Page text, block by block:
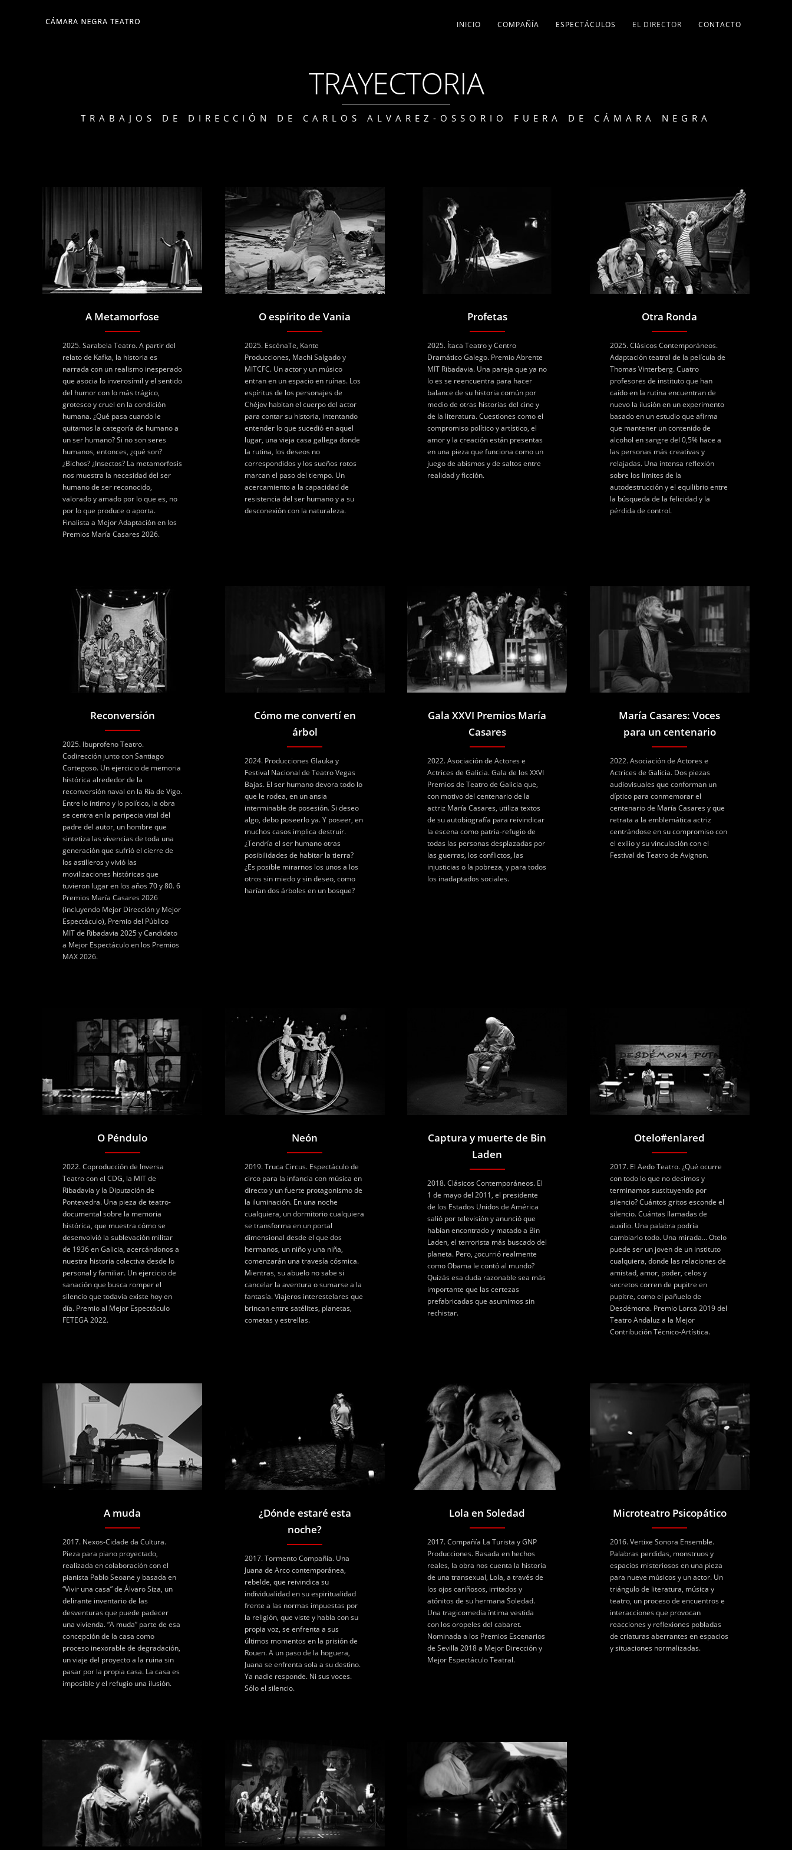
INICIO COMPAÑÍA ESPECTÁCULOS EL DIRECTOR CONTACTO
TRAYECTORIA
TRABAJOS DE DIRECCIÓN DE CARLOS ALVAREZ-OSSORIO FUERA DE CÁMARA NEGRA
A Metamorfose
2025. Sarabela Teatro. A partir del
relato de Kafka, la historia es
narrada con un realismo inesperado
que asocia lo inverosímil y el sentido
del humor con lo más trágico,
grotesco y cruel en la condición
humana. ¿Qué pasa cuando le
quitamos la categoría de humano a
un ser humano? Si no son seres
humanos, entonces, ¿qué son?
¿Bichos? ¿Insectos? La metamorfosis
nos muestra la necesidad del ser
humano de ser reconocido,
valorado y amado por lo que es, no
por lo que produce o aporta.
Finalista a Mejor Adaptación en los
Premios María Casares 2026.
O espírito de Vania
2025. EscénaTe, Kante
Producciones, Machi Salgado y
MITCFC. Un actor y un músico
entran en un espacio en ruínas. Los
espíritus de los personajes de
Chéjov habitan el cuerpo del actor
para contar su historia, intentando
entender lo que sucedió en aquel
lugar, una vieja casa gallega donde
la rutina, los deseos no
correspondidos y los sueños rotos
marcan el paso del tiempo. Un
acercamiento a la capacidad de
resistencia del ser humano y a su
desconexión con la naturaleza.
Profetas
2025. Ítaca Teatro y Centro
Dramático Galego. Premio Abrente
MIT Ribadavia. Una pareja que ya no
lo es se reencuentra para hacer
balance de su historia común por
medio de otras historias del cine y
de la literatura. Cuestiones como el
compromiso político y artístico, el
amor y la creación están presentas
en una pieza que funciona como un
juego de abismos y de saltos entre
realidad y ficción.
Otra Ronda
2025. Clásicos Contemporáneos.
Adaptación teatral de la película de
Thomas Vinterberg. Cuatro
profesores de instituto que han
caído en la rutina encuentran de
nuevo la ilusión en un experimento
basado en un estudio que afirma
que mantener un contenido de
alcohol en sangre del 0,5% hace a
las personas más creativas y
relajadas. Una intensa reflexión
sobre los límites de la
autodestrucción y el equilibrio entre
la búsqueda de la felicidad y la
pérdida de control.
Reconversión
2025. Ibuprofeno Teatro.
Codirección junto con Santiago
Cortegoso. Un ejercicio de memoria
histórica alrededor de la
reconversión naval en la Ría de Vigo.
Entre lo íntimo y lo político, la obra
se centra en la peripecia vital del
padre del autor, un hombre que
sintetiza las vivencias de toda una
generación que sufrió el cierre de
los astilleros y vivió las
movilizaciones históricas que
tuvieron lugar en los años 70 y 80. 6
Premios María Casares 2026
(incluyendo Mejor Dirección y Mejor
Espectáculo), Premio del Público
MIT de Ribadavia 2025 y Candidato
a Mejor Espectáculo en los Premios
MAX 2026.
Cómo me convertí en
árbol
2024. Producciones Glauka y
Festival Nacional de Teatro Vegas
Bajas. El ser humano devora todo lo
que le rodea, en un ansia
interminable de posesión. Si deseo
algo, debo poseerlo ya. Y poseer, en
muchos casos implica destruir.
¿Tendría el ser humano otras
posibilidades de habitar la tierra?
¿Es posible mirarnos los unos a los
otros sin miedo y sin deseo, como
harían dos árboles en un bosque?
Gala XXVI Premios María
Casares
2022. Asociación de Actores e
Actrices de Galicia. Gala de los XXVI
Premios de Teatro de Galicia que,
con motivo del centenario de la
actriz María Casares, utiliza textos
de su autobiografía para reivindicar
la escena como patria-refugio de
todas las personas desplazadas por
las guerras, los conflictos, las
injusticias o la pobreza, y para todos
los inadaptados sociales.
María Casares: Voces
para un centenario
2022. Asociación de Actores e
Actrices de Galicia. Dos piezas
audiovisuales que conforman un
díptico para conmemorar el
centenario de María Casares y que
retrata a la emblemática actriz
centrándose en su compromiso con
el exilio y su vinculación con el
Festival de Teatro de Avignon.
O Péndulo
2022. Coproducción de Inversa
Teatro con el CDG, la MIT de
Ribadavia y la Diputación de
Pontevedra. Una pieza de teatro-
documental sobre la memoria
histórica, que muestra cómo se
desenvolvió la sublevación militar
de 1936 en Galicia, acercándonos a
nuestra historia colectiva desde lo
personal y familiar. Un ejercicio de
sanación que busca romper el
silencio que todavía existe hoy en
día. Premio al Mejor Espectáculo
FETEGA 2022.
Neón
2019. Truca Circus. Espectáculo de
circo para la infancia con música en
directo y un fuerte protagonismo de
la iluminación. En una noche
cualquiera, un dormitorio cualquiera
se transforma en un portal
dimensional desde el que dos
hermanos, un niño y una niña,
comenzarán una travesía cósmica.
Mientras, su abuelo no sabe si
cancelar la aventura o sumarse a la
fantasía. Viajeros interestelares que
brincan entre satélites, planetas,
cometas y estrellas.
Captura y muerte de Bin
Laden
2018. Clásicos Contemporáneos. El
1 de mayo del 2011, el presidente
de los Estados Unidos de América
salió por televisión y anunció que
habían encontrado y matado a Bin
Laden, el terrorista más buscado del
planeta. Pero, ¿ocurrió realmente
como Obama le contó al mundo?
Quizás esa duda razonable sea más
importante que las certezas
prefabricadas que asumimos sin
rechistar.
Otelo#enlared
2017. El Aedo Teatro. ¿Qué ocurre
con todo lo que no decimos y
terminamos sustituyendo por
silencio? Cuántos gritos esconde el
silencio. Cuántas llamadas de
auxilio. Una palabra podría
cambiarlo todo. Una mirada... Otelo
puede ser un joven de un instituto
cualquiera, donde las relaciones de
amistad, amor, poder, celos y
secretos corren de pupitre en
pupitre, como el pañuelo de
Desdémona. Premio Lorca 2019 del
Teatro Andaluz a la Mejor
Contribución Técnico-Artística.
A muda
2017. Nexos-Cidade da Cultura.
Pieza para piano proyectado,
realizada en colaboración con el
pianista Pablo Seoane y basada en
“Vivir una casa” de Álvaro Siza, un
delirante inventario de las
desventuras que puede padecer
una vivienda. “A muda” parte de esa
concepción de la casa como
proceso inexorable de degradación,
un viaje del proyecto a la ruina sin
pasar por la propia casa. La casa es
imposible y el refugio una ilusión.
¿Dónde estaré esta
noche?
2017. Tormento Compañía. Una
Juana de Arco contemporánea,
rebelde, que reivindica su
individualidad en su espiritualidad
frente a las normas impuestas por
la religión, que viste y habla con su
propia voz, se enfrenta a sus
últimos momentos en la prisión de
Rouen. A un paso de la hoguera,
Juana se enfrenta sola a su destino.
Ya nadie responde. Ni sus voces.
Sólo el silencio.
Lola en Soledad
2017. Compañía La Turista y GNP
Producciones. Basada en hechos
reales, la obra nos cuenta la historia
de una transexual, Lola, a través de
los ojos cariñosos, irritados y
atónitos de su hermana Soledad.
Una tragicomedia íntima vestida
con los oropeles del cabaret.
Nominada a los Premios Escenarios
de Sevilla 2018 a Mejor Dirección y
Mejor Espectáculo Teatral.
Microteatro Psicopático
2016. Vertixe Sonora Ensemble.
Palabras perdidas, monstruos y
espacios misteriosos en una pieza
para nueve músicos y un actor. Un
triángulo de literatura, música y
teatro, un proceso de encuentros e
interacciones que provocan
reacciones y reflexiones pobladas
de criaturas aberrantes en espacios
y situaciones normalizadas.